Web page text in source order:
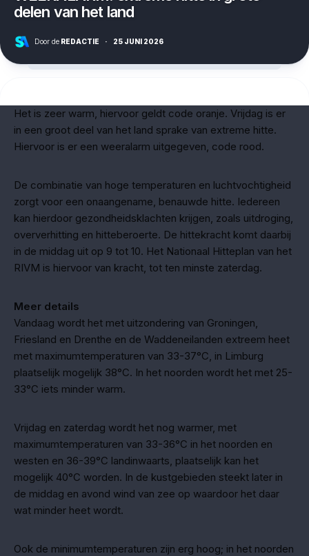
delen van het land
Door de REDACTIE · 25 JUNI 2026
Het is zeer warm, hiervoor geldt code oranje. Vrijdag is er
in een groot deel van het land sprake van extreme hitte.
Hiervoor is er een weeralarm uitgegeven, code rood.
De combinatie van hoge temperaturen en luchtvochtigheid
zorgt voor een onaangename, benauwde hitte. Iedereen
kan hierdoor gezondheidsklachten krijgen, zoals uitdroging,
oververhitting en hitteberoerte. De hittekracht komt daarbij
in de middag uit op 9 tot 10. Het Nationaal Hitteplan van het
RIVM is hiervoor van kracht, tot ten minste zaterdag.
Meer details
Vandaag wordt het met uitzondering van Groningen,
Friesland en Drenthe en de Waddeneilanden extreem heet
met maximumtemperaturen van 33-37°C, in Limburg
plaatselijk mogelijk 38°C. In het noorden wordt het met 25-
33°C iets minder warm.
Vrijdag en zaterdag wordt het nog warmer, met
maximumtemperaturen van 33-36°C in het noorden en
westen en 36-39°C landinwaarts, plaatselijk kan het
mogelijk 40°C worden. In de kustgebieden steekt later in
de middag en avond wind van zee op waardoor het daar
wat minder heet wordt.
Ook de minimumtemperaturen zijn erg hoog; in het noorden